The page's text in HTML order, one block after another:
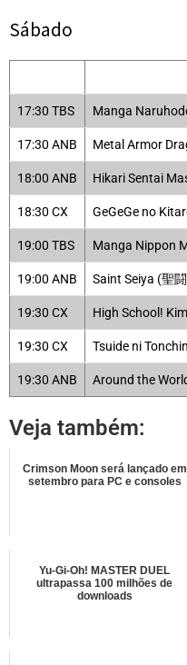
Sábado
17:30 TBS Manga
17:30 ANB Metal Armor
18:00 ANB Hikari Sentai
18:30 CX GeGeGe no
19:00 TBS Manga Nippon
19:00 ANB Saint Seiya (聖
19:30 CX High School!
19:30 CX Tsuide ni
19:30 ANB Around the
Veja também:
Crimson Moon será lançado em
setembro para PC e consoles
Yu-Gi-Oh! MASTER DUEL
ultrapassa 100 milhões de
downloads